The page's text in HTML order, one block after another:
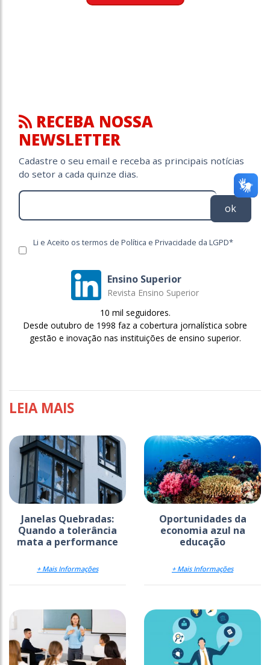
RECEBA NOSSA
NEWSLETTER
Cadastre o seu email e receba as principais notícias
do setor a cada quinze dias.
ok
Li e Aceito os termos de Política e Privacidade da LGPD*
Ensino Superior
Revista Ensino Superior
10 mil seguidores.
Desde outubro de 1998 faz a cobertura jornalística sobre
gestão e inovação nas instituições de ensino superior.
LEIA MAIS
Janelas Quebradas:
Quando a tolerância
mata a performance
+ Mais Informações
Oportunidades da
economia azul na
educação
+ Mais Informações